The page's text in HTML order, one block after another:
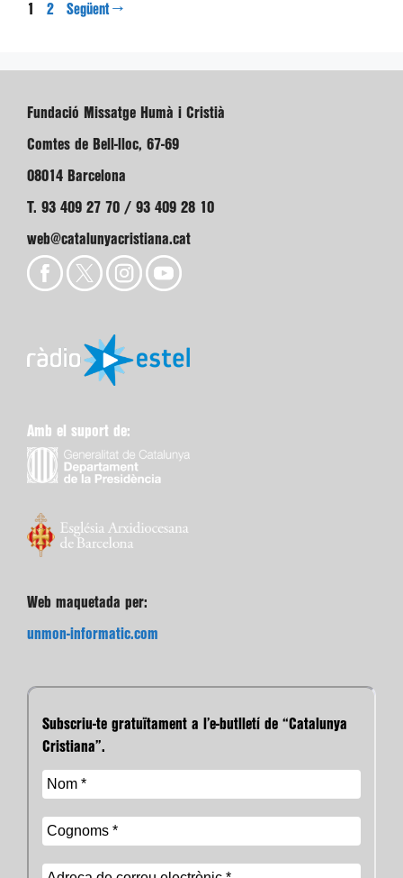
Pàgina
1 Pàgina
2 Següent →
Fundació Missatge Humà i Cristià
Comtes de Bell-lloc, 67-69
08014 Barcelona
T. 93 409 27 70 / 93 409 28 10
web@catalunyacristiana.cat
Amb el suport de:
Web maquetada per:
unmon-informatic.com
Subscriu-te gratuïtament a l’e-butlletí de “Catalunya
Cristiana”.